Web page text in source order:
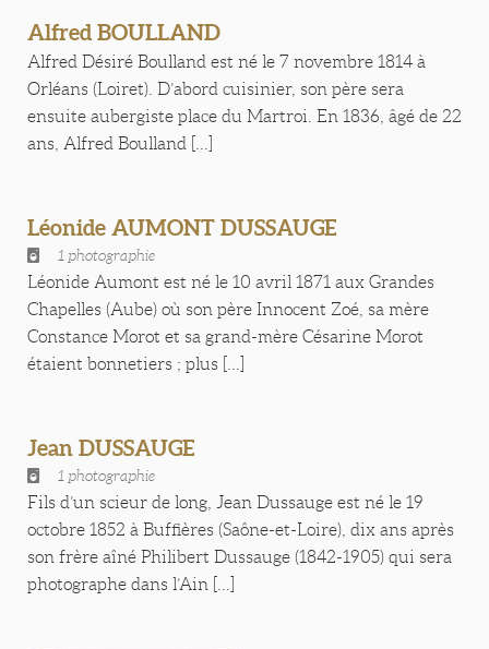
Alfred BOULLAND
Alfred Désiré Boulland est né le 7 novembre 1814 à
Orléans (Loiret). D’abord cuisinier, son père sera
ensuite aubergiste place du Martroi. En 1836, âgé de 22
ans, Alfred Boulland [...]
Léonide AUMONT DUSSAUGE
1 photographie
Léonide Aumont est né le 10 avril 1871 aux Grandes
Chapelles (Aube) où son père Innocent Zoé, sa mère
Constance Morot et sa grand-mère Césarine Morot
étaient bonnetiers ; plus [...]
Jean DUSSAUGE
1 photographie
Fils d’un scieur de long, Jean Dussauge est né le 19
octobre 1852 à Buffières (Saône-et-Loire), dix ans après
son frère aîné Philibert Dussauge (1842-1905) qui sera
photographe dans l’Ain [...]